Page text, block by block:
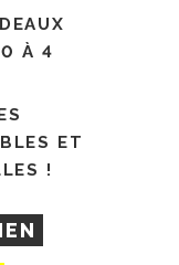
0 À 4
ET
!